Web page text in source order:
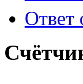
Ответ